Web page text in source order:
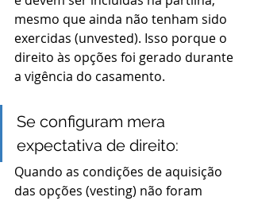
mesmo que ainda não tenham sido
exercidas (unvested). Isso porque o
direito às opções foi gerado durante
a vigência do casamento.
Se configuram mera
expectativa de direito:
Quando as condições de aquisição
das opções (vesting) não foram